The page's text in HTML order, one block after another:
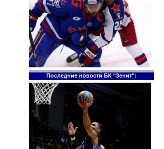
Последние новости БК "Зенит":